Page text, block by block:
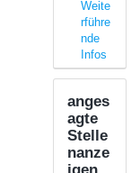
Weite
rführe
nde
Infos
anges
agte
Stelle
nanze